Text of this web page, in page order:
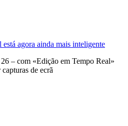
agora ainda mais inteligente
– com «Edição em Tempo Real»
de ecrã